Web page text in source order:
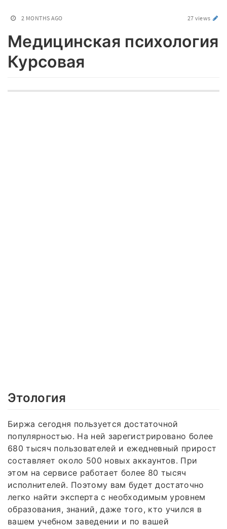
2 MONTHS AGO 27 views
Медицинская психология
Курсовая
Этология
Биржа сегодня пользуется достаточной
популярностью. На ней зарегистрировано более
680 тысяч пользователей и ежедневный прирост
составляет около 500 новых аккаунтов. При
этом на сервисе работает более 80 тысяч
исполнителей. Поэтому вам будет достаточно
легко найти эксперта с необходимым уровнем
образования, знаний, даже того, кто учился в
вашем учебном заведении и по вашей